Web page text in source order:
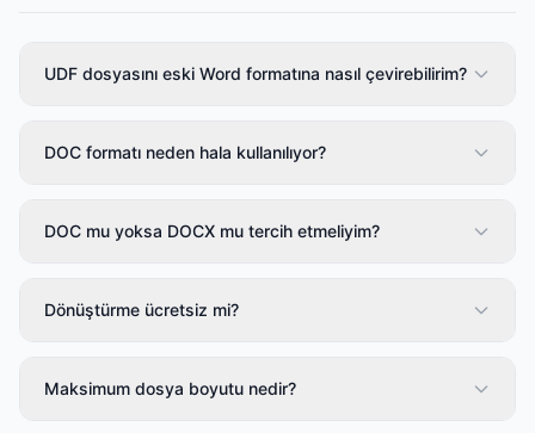
UDF dosyasını eski Word formatına nasıl çevirebilirim?
DOC formatı neden hala kullanılıyor?
DOC mu yoksa DOCX mu tercih etmeliyim?
Dönüştürme ücretsiz mi?
Maksimum dosya boyutu nedir?